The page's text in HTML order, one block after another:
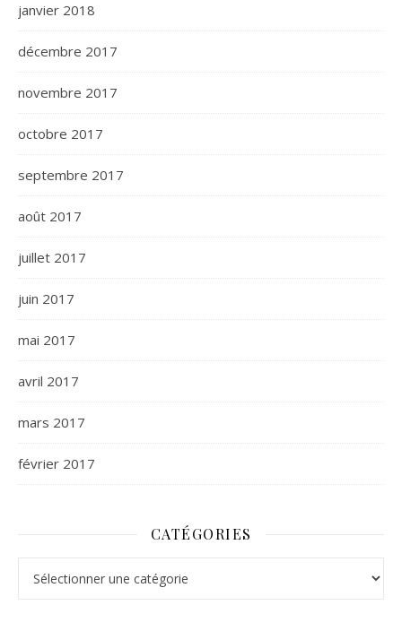
janvier 2018
décembre 2017
novembre 2017
octobre 2017
septembre 2017
août 2017
juillet 2017
juin 2017
mai 2017
avril 2017
mars 2017
février 2017
CATÉGORIES